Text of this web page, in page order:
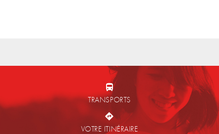
TRANSPORTS
VOTRE ITINÉRAIRE